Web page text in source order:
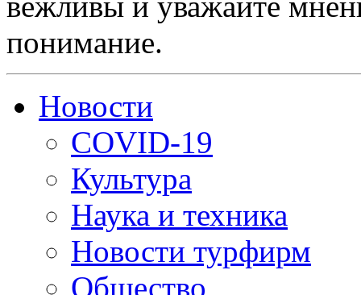
понимание.
Новости
COVID-19
Культура
Наука и техника
Новости турфирм
Общество